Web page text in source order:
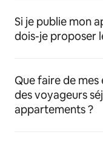
Si je publie mon
dois-je proposer
Que faire de
des voyageurs
appartements ?